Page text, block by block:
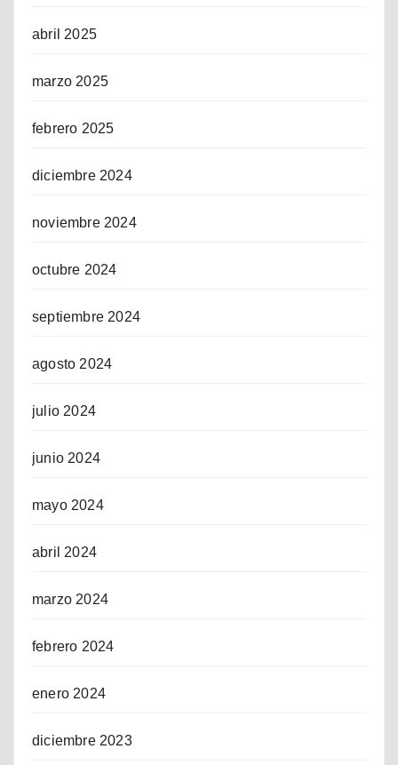
abril 2025
marzo 2025
febrero 2025
diciembre 2024
noviembre 2024
octubre 2024
septiembre 2024
agosto 2024
julio 2024
junio 2024
mayo 2024
abril 2024
marzo 2024
febrero 2024
enero 2024
diciembre 2023